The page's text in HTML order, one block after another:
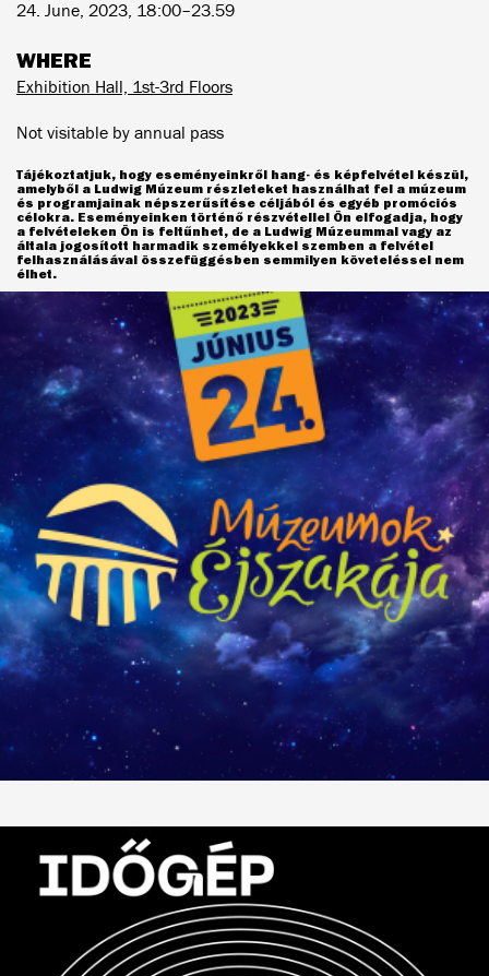
24. June, 2023, 18:00–23.59
WHERE
Exhibition Hall, 1st-3rd Floors
Not visitable by annual pass
Tájékoztatjuk, hogy eseményeinkről hang- és képfelvétel készül,
amelyből a Ludwig Múzeum részleteket használhat fel a múzeum
és programjainak népszerűsítése céljából és egyéb promóciós
célokra. Eseményeinken történő részvétellel Ön elfogadja, hogy
a felvételeken Ön is feltűnhet, de a Ludwig Múzeummal vagy az
általa jogosított harmadik személyekkel szemben a felvétel
felhasználásával összefüggésben semmilyen követeléssel nem
élhet.